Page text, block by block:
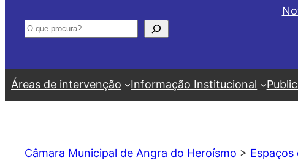
Pesquisar
Áreas de intervenção Informação Institucional
Câmara Municipal de Angra do Heroísmo > Espaços